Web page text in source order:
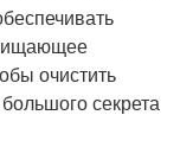
очистить
секрета